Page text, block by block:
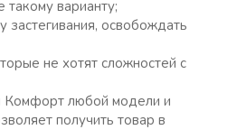
варианту;
застегивания, освобождать
не хотят сложностей с
Комфорт любой модели и
получить товар в